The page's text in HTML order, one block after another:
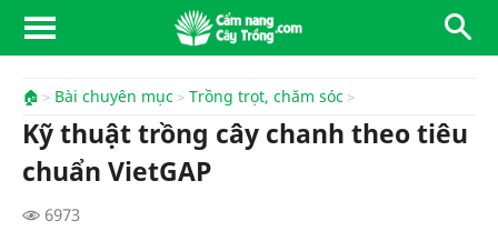
🏠 Bài chuyên mục Trồng trọt, chăm sóc
Kỹ thuật trồng cây chanh theo tiêu
chuẩn VietGAP
6973